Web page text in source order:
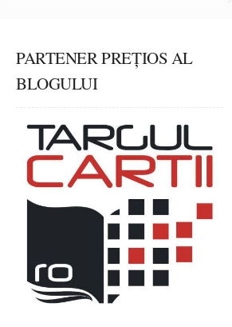
PARTENER PREȚIOS AL
BLOGULUI